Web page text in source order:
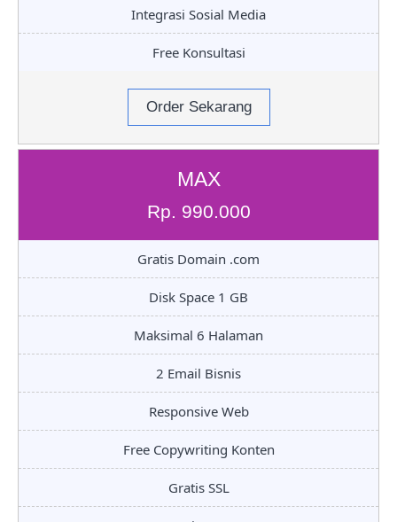
Integrasi Sosial Media
Free Konsultasi
Order Sekarang
MAX
Rp. 990.000
Gratis Domain .com
Disk Space 1 GB
Maksimal 6 Halaman
2 Email Bisnis
Responsive Web
Free Copywriting Konten
Gratis SSL